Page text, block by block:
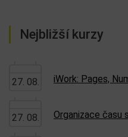
Nejbližší kurzy
27. 08. iWork: Pages,
27. 08. Organizace času